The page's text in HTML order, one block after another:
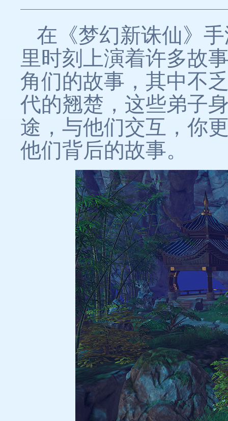
在《梦幻新诛仙》
里时刻上演着许多故
角们的故事，其中不
代的翘楚，这些弟子
途，与他们交互，你
他们背后的故事。